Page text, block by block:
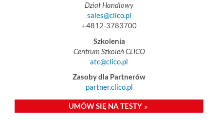
Dział Handlowy
sales@clico.pl
+4812-3783700
Szkolenia
Centrum Szkoleń CLICO
atc@clico.pl
Zasoby dla Partnerów
partner.clico.pl
UMÓW SIĘ NA TESTY